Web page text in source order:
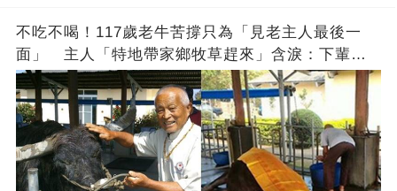
不吃不喝！117歲老牛苦撐只為「見老主人最後一
面」 主人「特地帶家鄉牧草趕來」含淚：下輩子
找個好人家